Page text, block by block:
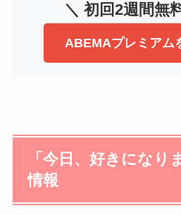
＼ 初回2週間無
ABEMAプレミアム
「今日、好きになり
情報